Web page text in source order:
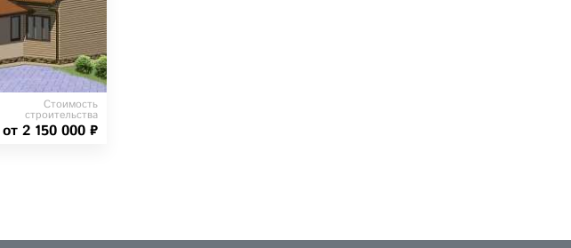
Стоимость
строительства
от 2 150 000 ₽